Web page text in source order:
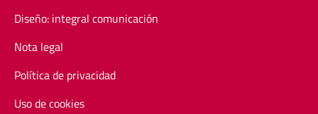
Diseño: integral comunicación
Nota legal
Política de privacidad
Uso de cookies